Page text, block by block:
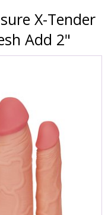
X-Tender
Add 2"